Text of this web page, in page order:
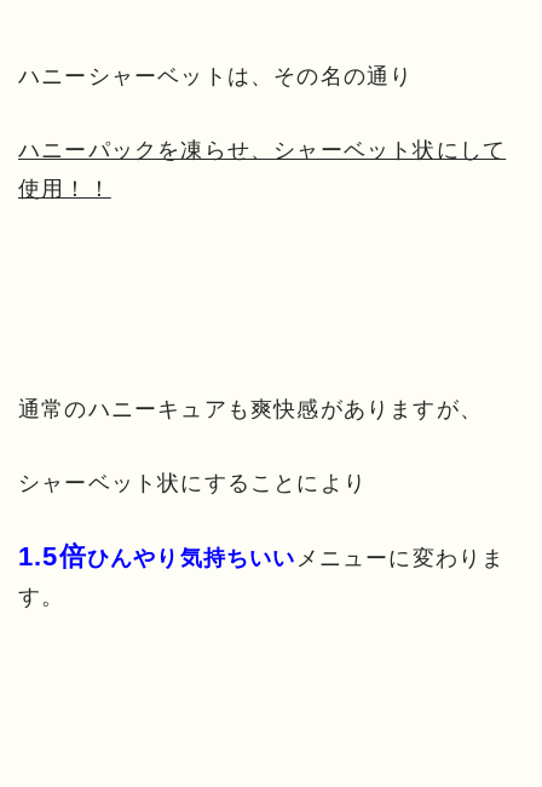
ハニーシャーベットは、その名の通り
ハニーパックを凍らせ、シャーベット状にして
使用！！
通常のハニーキュアも爽快感がありますが、
シャーベット状にすることにより
1.5倍ひんやり気持ちいい メニューに変わりま
す。